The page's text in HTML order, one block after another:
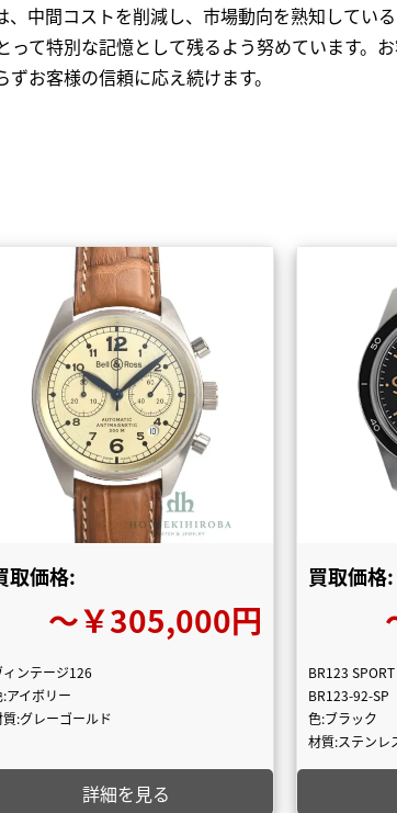
中間コストを削減し、市場動向を熟知している
て特別な記憶として残るよう努めています。
お客様の信頼に応え続けます。
取価格:
〜￥305,000円
ィンテージ126
アイボリー
質:グレーゴールド
詳細を見る
買取価格:
BR123
BR123-92-SP
色:ブラック
材質:ステンレ